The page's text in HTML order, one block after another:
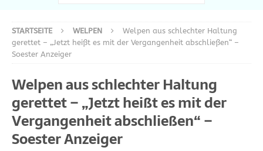
STARTSEITE WELPEN
Welpen aus schlechter Haltung
gerettet – „Jetzt heißt es mit der Vergangenheit abschließen“ –
Soester Anzeiger
Welpen aus schlechter Haltung
gerettet – „Jetzt heißt es mit der
Vergangenheit abschließen“ –
Soester Anzeiger